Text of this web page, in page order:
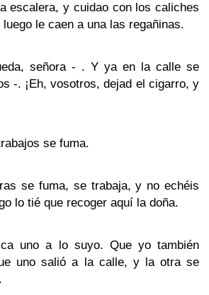
escalera, y cuidao con los caliches
le caen a una las regañinas.
señora - . Y ya en la calle se
-. ¡Eh, vosotros, dejad el cigarro, y
se fuma.
se fuma, se trabaja, y no echéis
lo tié que recoger aquí la doña.
ca uno a lo suyo. Que yo también
uno salió a la calle, y la otra se